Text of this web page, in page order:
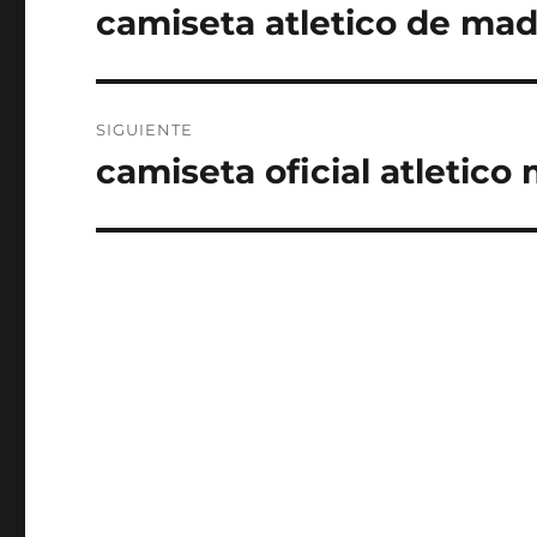
de
Entrada
camiseta atletico de
SIGUIENTE
Entrada
camiseta oficial atletico